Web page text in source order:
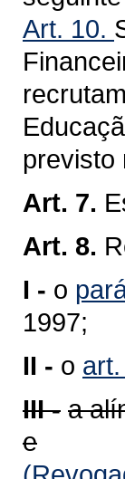
Art. 10.
previsto
Art. 7.
Art. 8.
I - o
1997;
II - o art.
III - a
e